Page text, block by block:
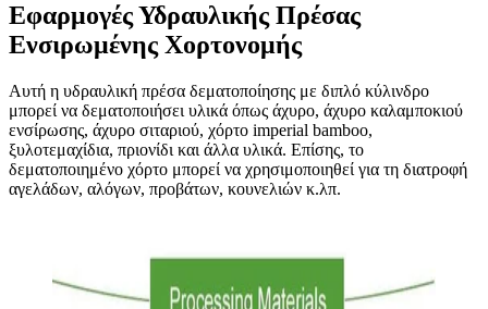
Εφαρμογές Υδραυλικής Πρέσας
Ενσιρωμένης Χορτονομής
Αυτή η υδραυλική πρέσα δεματοποίησης με διπλό κύλινδρο
μπορεί να δεματοποιήσει υλικά όπως άχυρο, άχυρο καλαμποκιού
ενσίρωσης, άχυρο σιταριού, χόρτο imperial bamboo,
ξυλοτεμαχίδια, πριονίδι και άλλα υλικά. Επίσης, το
δεματοποιημένο χόρτο μπορεί να χρησιμοποιηθεί για τη διατροφή
αγελάδων, αλόγων, προβάτων, κουνελιών κ.λπ.